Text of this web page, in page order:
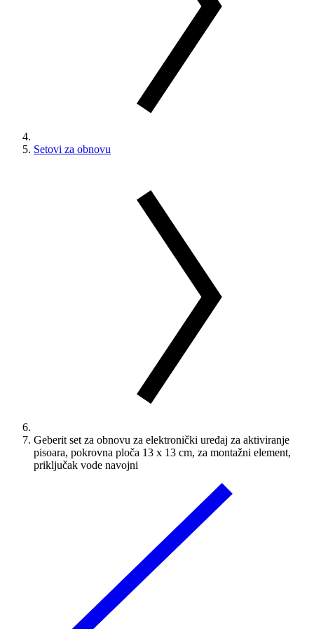
Setovi za obnovu
Geberit set za obnovu za elektronički uređaj za aktiviranje
pisoara, pokrovna ploča 13 x 13 cm, za montažni element,
priključak vode navojni